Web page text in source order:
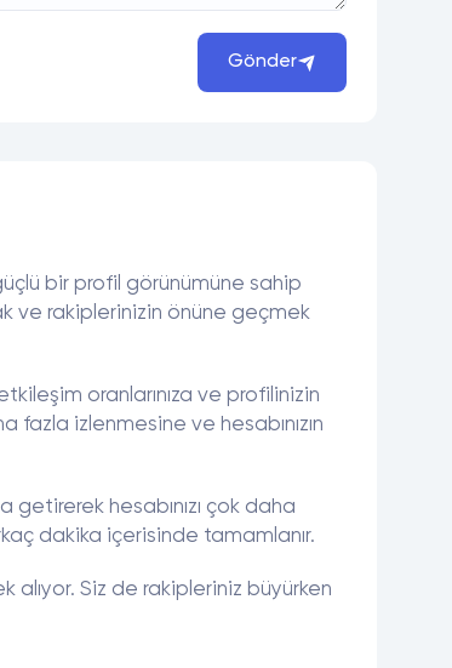
Gönder
bir profil görünümüne sahip
ve rakiplerinizin önüne geçmek
oranlarınıza ve profilinizin
fazla izlenmesine ve hesabınızın
hesabınızı çok daha
dakika içerisinde tamamlanır.
Siz de rakipleriniz büyürken